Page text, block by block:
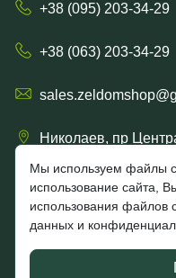
+38 (095) 203-34-29
+38 (063) 203-34-29
Николаев, пр
4.7
Мы используем файлы
использование сайта,
использования файлов
данных и